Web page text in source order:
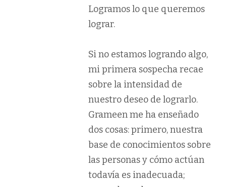
Logramos lo que queremos
lograr.
Si no estamos logrando algo,
mi primera sospecha recae
sobre la intensidad de
nuestro deseo de lograrlo.
Grameen me ha enseñado
dos cosas: primero, nuestra
base de conocimientos sobre
las personas y cómo actúan
todavía es inadecuada;